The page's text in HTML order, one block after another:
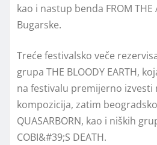
kao i nastup benda FROM THE
Bugarske.
Treće festivalsko veče
grupa THE BLOODY EARTH,
na festivalu premijerno izvesti
kompozicija, zatim
QUASARBORN, kao i niških
COBI&#39;S DEATH.